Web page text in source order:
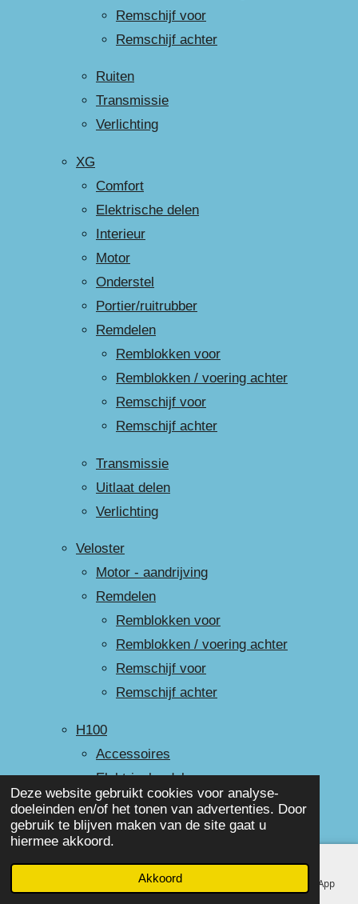
Deze website gebruikt cookies voor analyse-
doeleinden en/of het tonen van advertenties. Door
gebruik te blijven maken van de site gaat u
hiermee akkoord.
Akkoord
Remschijf voor
Remschijf achter
Ruiten
Transmissie
Verlichting
XG
Comfort
Elektrische delen
Interieur
Motor
Onderstel
Portier/ruitrubber
Remdelen
Remblokken voor
Remblokken / voering achter
Remschijf voor
Remschijf achter
Transmissie
Uitlaat delen
Verlichting
Veloster
Motor - aandrijving
Remdelen
Remblokken voor
Remblokken / voering achter
Remschijf voor
Remschijf achter
H100
Accessoires
Elektrische delen
Exterieur
Interieur
Motor
Onderstel
Portierrubber/achterkleprubber
Telefoonnummer WhatsApp